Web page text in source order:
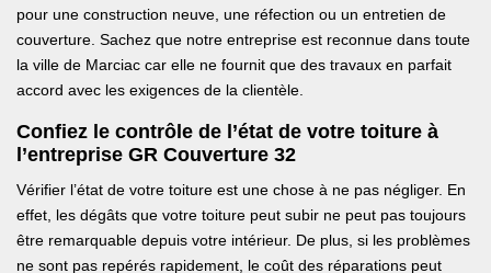
pour une construction neuve, une réfection ou un entretien de
couverture. Sachez que notre entreprise est reconnue dans toute
la ville de Marciac car elle ne fournit que des travaux en parfait
accord avec les exigences de la clientèle.
Confiez le contrôle de l’état de votre toiture à
l’entreprise GR Couverture 32
Vérifier l’état de votre toiture est une chose à ne pas négliger. En
effet, les dégâts que votre toiture peut subir ne peut pas toujours
être remarquable depuis votre intérieur. De plus, si les problèmes
ne sont pas repérés rapidement, le coût des réparations peut